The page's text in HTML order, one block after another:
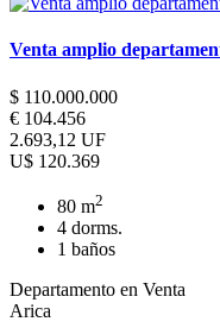
Venta amplio
$ 110.000.000
€ 104.456
2.693,12 UF
U$ 120.369
80 m2
4 dorms.
1 baños
Departamento en Venta
Arica